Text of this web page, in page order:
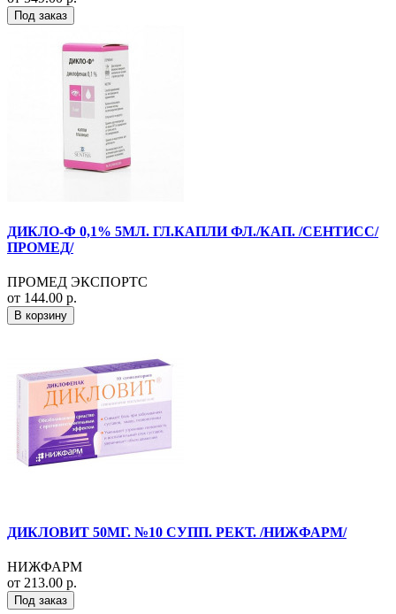
Под заказ
ДИКЛО-Ф 0,1% 5МЛ. ГЛ.КАПЛИ ФЛ./КАП. /СЕНТИСС/
ПРОМЕД/
ПРОМЕД ЭКСПОРТС
от 144.00 р.
В корзину
ДИКЛОВИТ 50МГ. №10 СУПП. РЕКТ. /НИЖФАРМ/
НИЖФАРМ
от 213.00 р.
Под заказ